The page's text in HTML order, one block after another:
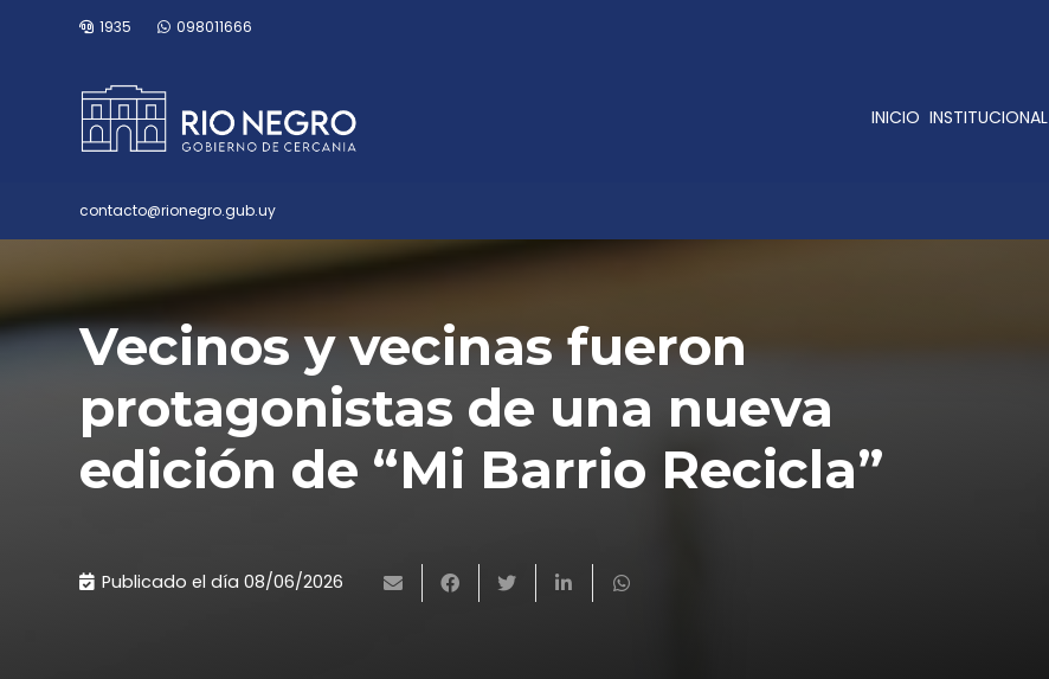
1935 098011666
INICIO INSTITUCIONAL
contacto@rionegro.gub.uy
Vecinos y vecinas fueron
protagonistas de una nueva
edición de “Mi Barrio Recicla”
Publicado el día 08/06/2026